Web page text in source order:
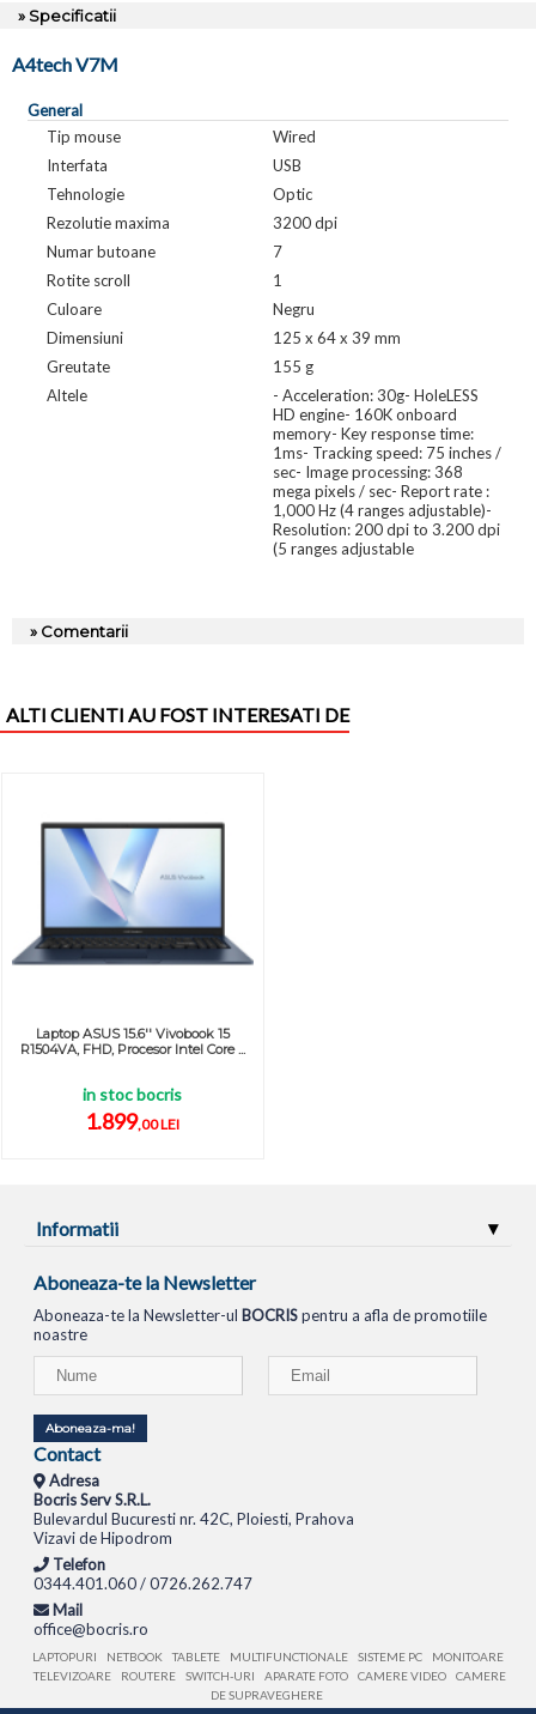
» Specificatii
A4tech V7M
General
Tip mouse
Wired
Interfata
USB
Tehnologie
Optic
Rezolutie maxima
3200 dpi
Numar butoane
7
Rotite scroll
1
Culoare
Negru
Dimensiuni
125 x 64 x 39 mm
Greutate
155 g
Altele
- Acceleration: 30g- HoleLESS
HD engine- 160K onboard
memory- Key response time:
1ms- Tracking speed: 75 inches /
sec- Image processing: 368
mega pixels / sec- Report rate :
1,000 Hz (4 ranges adjustable)-
Resolution: 200 dpi to 3.200 dpi
(5 ranges adjustable
» Comentarii
ALTI CLIENTI AU FOST INTERESATI DE
Laptop ASUS 15.6'' Vivobook 15
R1504VA, FHD, Procesor Intel Core ...
in stoc bocris
1.899,00 LEI
Informatii
Aboneaza-te la Newsletter
Aboneaza-te la Newsletter-ul BOCRISpentru a afla de promotiile
noastre
Aboneaza-ma!
Contact
Adresa
Bocris Serv S.R.L.
Bulevardul Bucuresti nr. 42C, Ploiesti, Prahova
Vizavi de Hipodrom
Telefon
0344.401.060 / 0726.262.747
Mail
office@bocris.ro
LAPTOPURI NETBOOK TABLETE MULTIFUNCTIONALE SISTEME PC
MONITOARE
TELEVIZOARE
ROUTERE SWITCH-URI APARATE FOTO CAMERE VIDEO
CAMERE
DE SUPRAVEGHERE